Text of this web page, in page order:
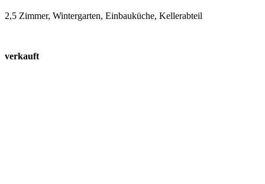
2,5 Zimmer, Wintergarten, Einbauküche, Kellerabteil
verkauft